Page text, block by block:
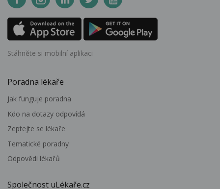
Stáhněte si mobilní aplikaci
Poradna lékaře
Jak funguje poradna
Kdo na dotazy odpovídá
Zeptejte se lékaře
Tematické poradny
Odpovědi lékařů
Společnost uLékaře.cz